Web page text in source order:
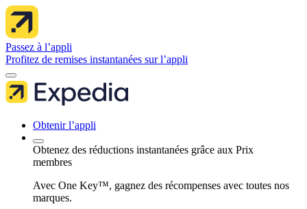
Passez à l’appli
Profitez de remises instantanées sur l’appli
Obtenir l’appli
Obtenez des réductions instantanées grâce aux Prix
membres
Avec One Key™, gagnez des récompenses avec toutes nos
marques.